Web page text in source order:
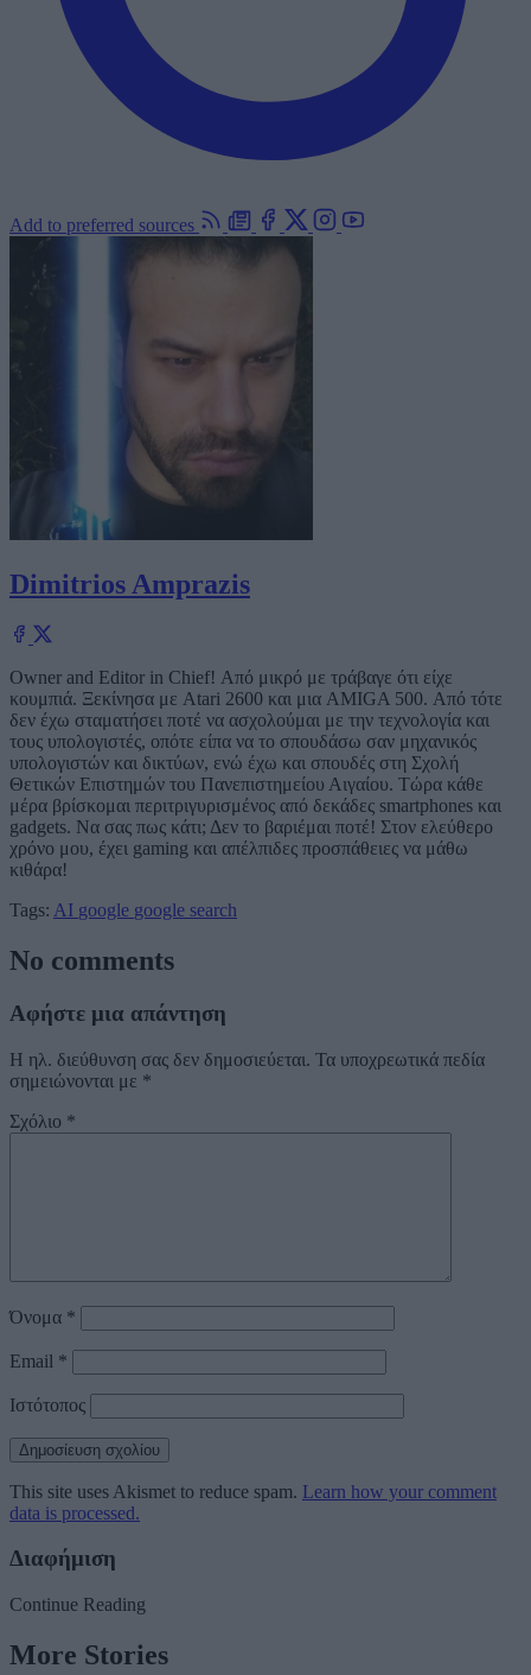
Add to preferred sources
Dimitrios Amprazis
Owner and Editor in Chief! Από μικρό με τράβαγε ότι είχε
κουμπιά. Ξεκίνησα με Atari 2600 και μια AMIGA 500. Από τότε
δεν έχω σταματήσει ποτέ να ασχολούμαι με την τεχνολογία και
τους υπολογιστές, οπότε είπα να το σπουδάσω σαν μηχανικός
υπολογιστών και δικτύων, ενώ έχω και σπουδές στη Σχολή
Θετικών Επιστημών του Πανεπιστημείου Αιγαίου. Τώρα κάθε
μέρα βρίσκομαι περιτριγυρισμένος από δεκάδες smartphones και
gadgets. Να σας πως κάτι; Δεν το βαριέμαι ποτέ! Στον ελεύθερο
χρόνο μου, έχει gaming και απέλπιδες προσπάθειες να μάθω
κιθάρα!
Tags: AI google google search
No comments
Αφήστε μια απάντηση
Η ηλ. διεύθυνση σας δεν δημοσιεύεται. Τα υποχρεωτικά πεδία
σημειώνονται με *
Σχόλιο *
Όνομα *
Email *
Ιστότοπος
This site uses Akismet to reduce spam. Learn how your comment
data is processed.
Διαφήμιση
Continue Reading
More Stories